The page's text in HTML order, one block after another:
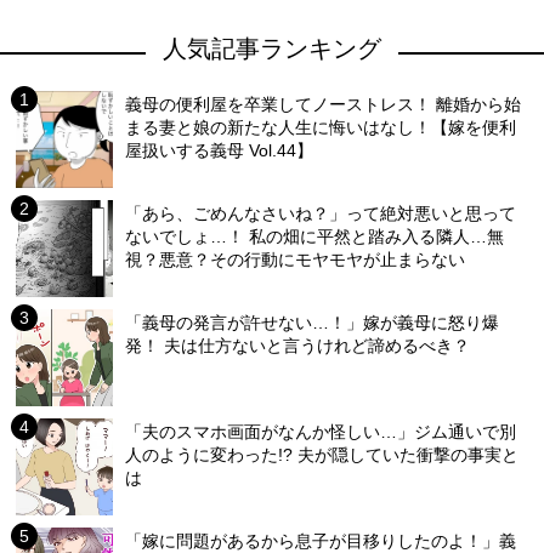
人気記事ランキング
義母の便利屋を卒業してノーストレス！ 離婚から始
まる妻と娘の新たな人生に悔いはなし！【嫁を便利
屋扱いする義母 Vol.44】
「あら、ごめんなさいね？」って絶対悪いと思って
ないでしょ…！ 私の畑に平然と踏み入る隣人…無
視？悪意？その行動にモヤモヤが止まらない
「義母の発言が許せない…！」嫁が義母に怒り爆
発！ 夫は仕方ないと言うけれど諦めるべき？
「夫のスマホ画面がなんか怪しい…」ジム通いで別
人のように変わった!? 夫が隠していた衝撃の事実と
は
「嫁に問題があるから息子が目移りしたのよ！」義